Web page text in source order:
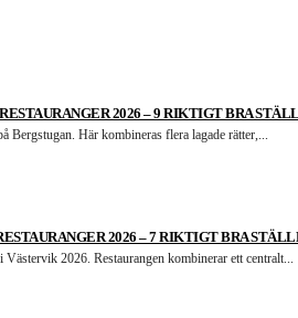
2026 – 9 RIKTIGT BRA
Bergstugan. Här kombineras flera lagade rätter,...
2026 – 7 RIKTIGT BRA
2026. Restaurangen kombinerar ett centralt...